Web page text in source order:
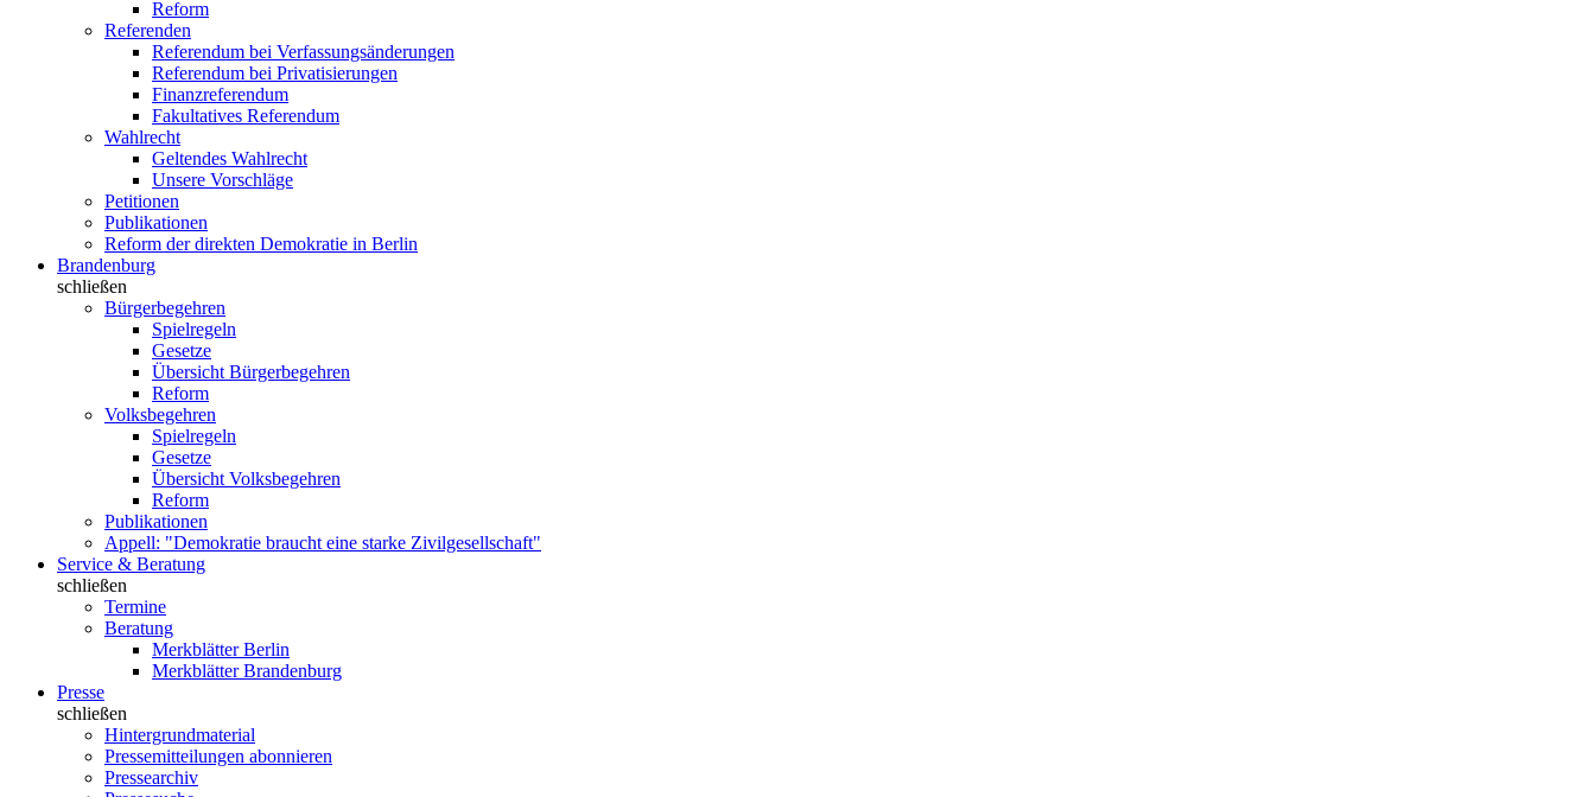
Reform
Referenden
Referendum bei Verfassungsänderungen
Referendum bei Privatisierungen
Finanzreferendum
Fakultatives Referendum
Wahlrecht
Geltendes Wahlrecht
Unsere Vorschläge
Petitionen
Publikationen
Reform der direkten Demokratie in Berlin
Brandenburg
schließen
Bürgerbegehren
Spielregeln
Gesetze
Übersicht Bürgerbegehren
Reform
Volksbegehren
Spielregeln
Gesetze
Übersicht Volksbegehren
Reform
Publikationen
Appell: "Demokratie braucht eine starke Zivilgesellschaft"
Service & Beratung
schließen
Termine
Beratung
Merkblätter Berlin
Merkblätter Brandenburg
Presse
schließen
Hintergrundmaterial
Pressemitteilungen abonnieren
Pressearchiv